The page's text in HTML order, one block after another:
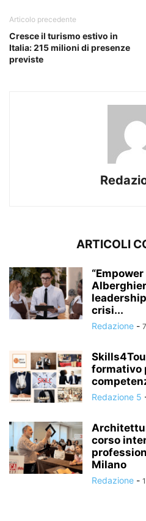
Articolo precedente
Cresce il turismo estivo in
Italia: 215 milioni di presenze
previste
ARTICOLI
crisi...
Redazione -
formativo
Redazione 5
corso
Milano
Redazione -